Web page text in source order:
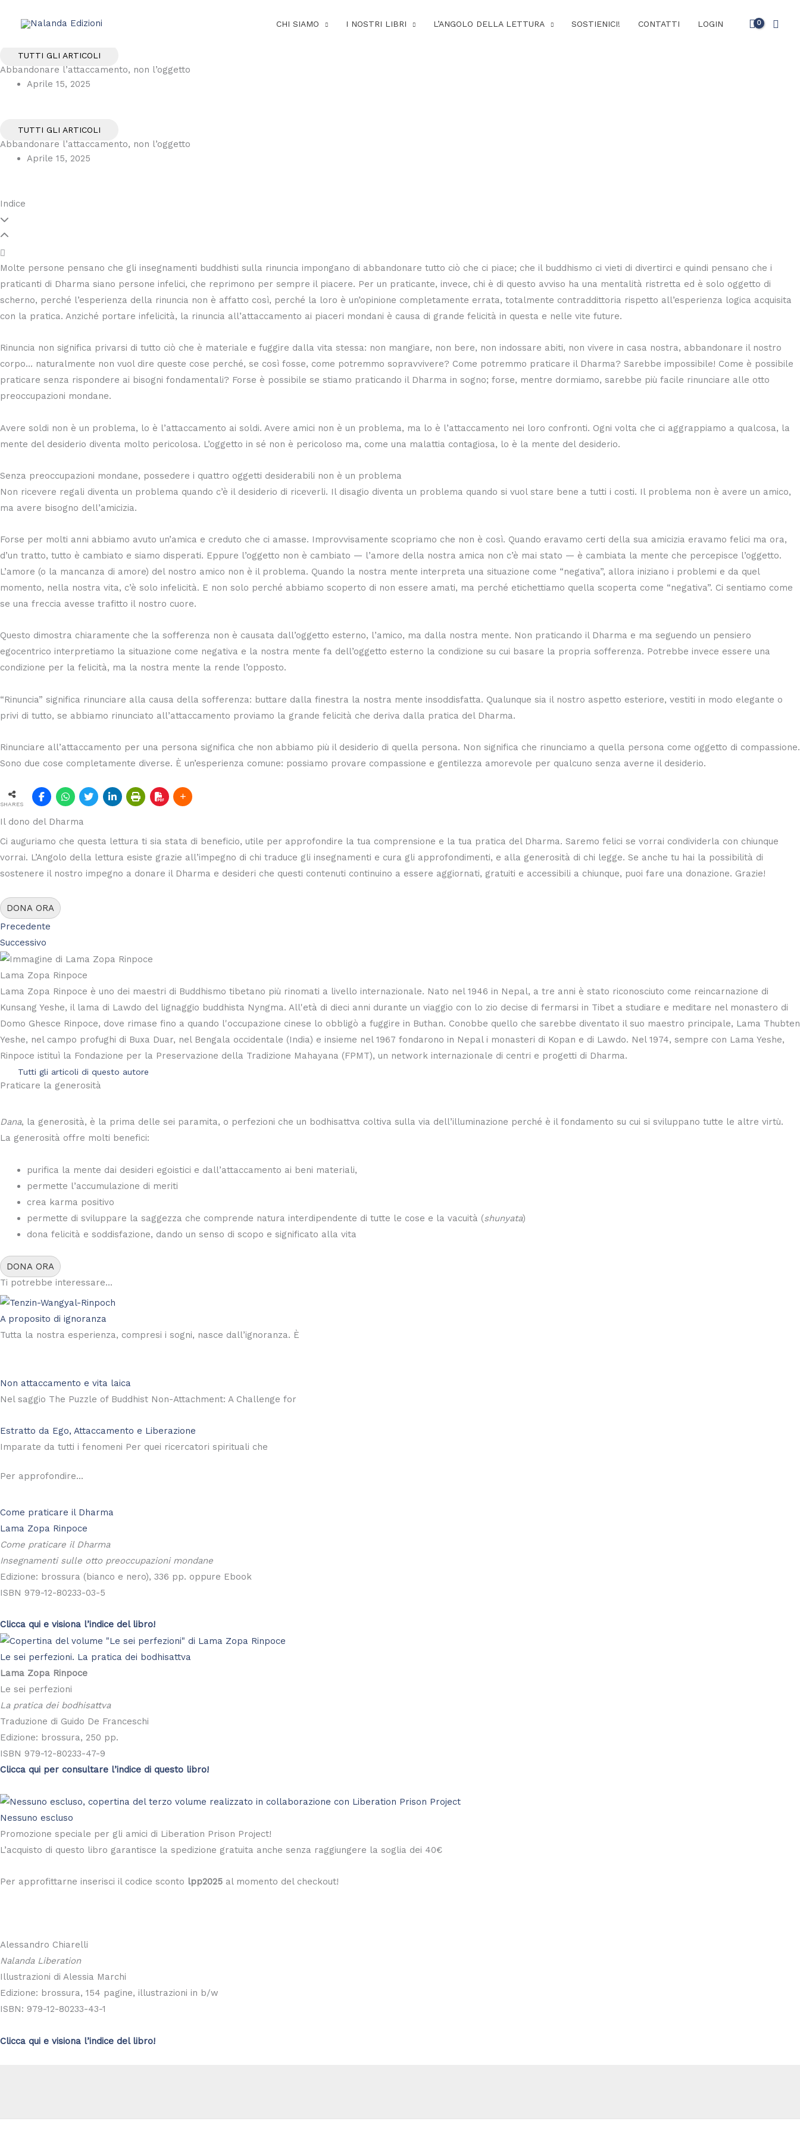
CHI SIAMO I NOSTRI LIBRI L’ANGOLO DELLA LETTURA SOSTIENICI! CONTATTI LOGIN
TUTTI GLI ARTICOLI
Abbandonare l’attaccamento, non l’oggetto
Aprile 15, 2025
TUTTI GLI ARTICOLI
Abbandonare l’attaccamento, non l’oggetto
Aprile 15, 2025
Indice
Molte persone pensano che gli insegnamenti buddhisti sulla rinuncia impongano di abbandonare tutto ciò che ci piace; che il buddhismo ci vieti di divertirci e quindi pensano che i
praticanti di Dharma siano persone infelici, che reprimono per sempre il piacere. Per un praticante, invece, chi è di questo avviso ha una mentalità ristretta ed è solo oggetto di
scherno, perché l’esperienza della rinuncia non è affatto così, perché la loro è un’opinione completamente errata, totalmente contraddittoria rispetto all’esperienza logica acquisita
con la pratica. Anziché portare infelicità, la rinuncia all’attaccamento ai piaceri mondani è causa di grande felicità in questa e nelle vite future.
Rinuncia non significa privarsi di tutto ciò che è materiale e fuggire dalla vita stessa: non mangiare, non bere, non indossare abiti, non vivere in casa nostra, abbandonare il nostro
corpo… naturalmente non vuol dire queste cose perché, se così fosse, come potremmo sopravvivere? Come potremmo praticare il Dharma? Sarebbe impossibile! Come è possibile
praticare senza rispondere ai bisogni fondamentali? Forse è possibile se stiamo praticando il Dharma in sogno; forse, mentre dormiamo, sarebbe più facile rinunciare alle otto
preoccupazioni mondane.
Avere soldi non è un problema, lo è l’attaccamento ai soldi. Avere amici non è un problema, ma lo è l’attaccamento nei loro confronti. Ogni volta che ci aggrappiamo a qualcosa, la
mente del desiderio diventa molto pericolosa. L’oggetto in sé non è pericoloso ma, come una malattia contagiosa, lo è la mente del desiderio.
Senza preoccupazioni mondane, possedere i quattro oggetti desiderabili non è un problema
Non ricevere regali diventa un problema quando c’è il desiderio di riceverli. Il disagio diventa un problema quando si vuol stare bene a tutti i costi. Il problema non è avere un amico,
ma avere bisogno dell’amicizia.
Forse per molti anni abbiamo avuto un’amica e creduto che ci amasse. Improvvisamente scopriamo che non è così. Quando eravamo certi della sua amicizia eravamo felici ma ora,
d’un tratto, tutto è cambiato e siamo disperati. Eppure l’oggetto non è cambiato — l’amore della nostra amica non c’è mai stato — è cambiata la mente che percepisce l’oggetto.
L’amore (o la mancanza di amore) del nostro amico non è il problema. Quando la nostra mente interpreta una situazione come “negativa”, allora iniziano i problemi e da quel
momento, nella nostra vita, c’è solo infelicità. E non solo perché abbiamo scoperto di non essere amati, ma perché etichettiamo quella scoperta come “negativa”. Ci sentiamo come
se una freccia avesse trafitto il nostro cuore.
Questo dimostra chiaramente che la sofferenza non è causata dall’oggetto esterno, l’amico, ma dalla nostra mente. Non praticando il Dharma e ma seguendo un pensiero
egocentrico interpretiamo la situazione come negativa e la nostra mente fa dell’oggetto esterno la condizione su cui basare la propria sofferenza. Potrebbe invece essere una
condizione per la felicità, ma la nostra mente la rende l’opposto.
“Rinuncia” significa rinunciare alla causa della sofferenza: buttare dalla finestra la nostra mente insoddisfatta. Qualunque sia il nostro aspetto esteriore, vestiti in modo elegante o
privi di tutto, se abbiamo rinunciato all’attaccamento proviamo la grande felicità che deriva dalla pratica del Dharma.
Rinunciare all’attaccamento per una persona significa che non abbiamo più il desiderio di quella persona. Non significa che rinunciamo a quella persona come oggetto di compassione.
Sono due cose completamente diverse. È un’esperienza comune: possiamo provare compassione e gentilezza amorevole per qualcuno senza averne il desiderio.
SHARES
Il dono del Dharma
Ci auguriamo che questa lettura ti sia stata di beneficio, utile per approfondire la tua comprensione e la tua pratica del Dharma. Saremo felici se vorrai condividerla con chiunque
vorrai. L’Angolo della lettura esiste grazie all’impegno di chi traduce gli insegnamenti e cura gli approfondimenti, e alla generosità di chi legge. Se anche tu hai la possibilità di
sostenere il nostro impegno a donare il Dharma e desideri che questi contenuti continuino a essere aggiornati, gratuiti e accessibili a chiunque, puoi fare una donazione. Grazie!
DONA ORA
Precedente
Successivo
Lama Zopa Rinpoce
Lama Zopa Rinpoce è uno dei maestri di Buddhismo tibetano più rinomati a livello internazionale. Nato nel 1946 in Nepal, a tre anni è stato riconosciuto come reincarnazione di
Kunsang Yeshe, il lama di Lawdo del lignaggio buddhista Nyngma. All'età di dieci anni durante un viaggio con lo zio decise di fermarsi in Tibet a studiare e meditare nel monastero di
Domo Ghesce Rinpoce, dove rimase fino a quando l'occupazione cinese lo obbligò a fuggire in Buthan. Conobbe quello che sarebbe diventato il suo maestro principale, Lama Thubten
Yeshe, nel campo profughi di Buxa Duar, nel Bengala occidentale (India) e insieme nel 1967 fondarono in Nepal i monasteri di Kopan e di Lawdo. Nel 1974, sempre con Lama Yeshe,
Rinpoce istituì la Fondazione per la Preservazione della Tradizione Mahayana (FPMT), un network interna­zionale di centri e progetti di Dharma.
Tutti gli articoli di questo autore
Praticare la generosità
Dana, la generosità, è la prima delle sei paramita, o perfezioni che un bodhisattva coltiva sulla via dell’illuminazione perché è il fondamento su cui si sviluppano tutte le altre virtù.
La generosità offre molti benefici:
purifica la mente dai desideri egoistici e dall’attaccamento ai beni materiali,
permette l’accumulazione di meriti
crea karma positivo
permette di sviluppare la saggezza che comprende natura interdipendente di tutte le cose e la vacuità (shunyata)
dona felicità e soddisfazione, dando un senso di scopo e significato alla vita
DONA ORA
Ti potrebbe interessare...
A proposito di ignoranza
Tutta la nostra esperienza, compresi i sogni, nasce dall’ignoranza. È
Non attaccamento e vita laica
Nel saggio The Puzzle of Buddhist Non-Attachment: A Challenge for
Estratto da Ego, Attaccamento e Liberazione
Imparate da tutti i fenomeni Per quei ricercatori spirituali che
Per approfondire...
Come praticare il Dharma
Lama Zopa Rinpoce
Come praticare il Dharma
Insegnamenti sulle otto preoccupazioni mondane
Edizione: brossura (bianco e nero), 336 pp. oppure Ebook
ISBN 979-12-80233-03-5
Clicca qui e visiona l’indice del libro!
Le sei perfezioni. La pratica dei bodhisattva
Lama Zopa Rinpoce
Le sei perfezioni
La pratica dei bodhisattva
Traduzione di Guido De Franceschi
Edizione: brossura, 250 pp.
ISBN 979-12-80233-47-9
Clicca qui per consultare l’indice di questo libro!
Nessuno escluso
Promozione speciale per gli amici di Liberation Prison Project!
L’acquisto di questo libro garantisce la spedizione gratuita anche senza raggiungere la soglia dei 40€
Per approfittarne inserisci il codice sconto lpp2025 al momento del checkout!
Alessandro Chiarelli
Nalanda Liberation
Illustrazioni di Alessia Marchi
Edizione: brossura, 154 pagine, illustrazioni in b/w
ISBN: 979-12-80233-43-1
Clicca qui e visiona l’indice del libro!